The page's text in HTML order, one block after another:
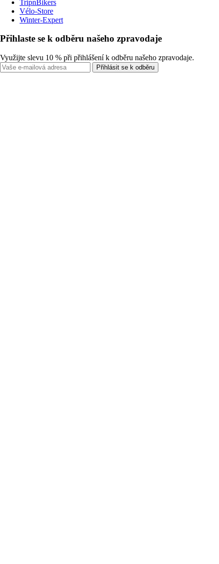
TripnBikers
Vélo-Store
Winter-Expert
Přihlaste se k odběru našeho zpravodaje
Využijte slevu 10 % při přihlášení k odběru našeho zpravodaje.
Přihlásit se k odběru